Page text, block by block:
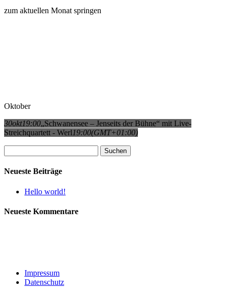
zum aktuellen Monat springen
Oktober
30okt19:00„Schwanensee – Jenseits der Bühne“ mit Live-
Streichquartett - Werl19:00(GMT+01:00)
nach:
Neueste Beiträge
Hello world!
Neueste Kommentare
Impressum
Datenschutz